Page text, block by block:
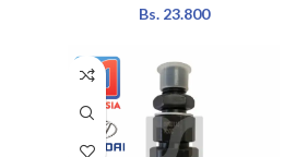
Bs.23.800